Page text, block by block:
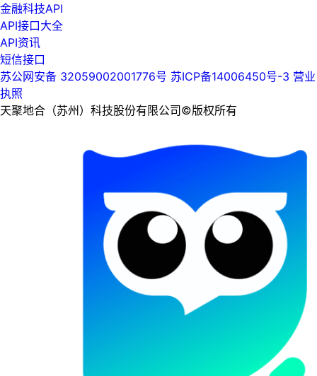
金融科技API
API接口大全
API资讯
短信接口
苏公网安备 32059002001776号 苏ICP备14006450号-3 营业
执照
天聚地合（苏州）科技股份有限公司©版权所有